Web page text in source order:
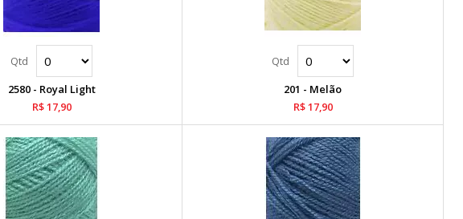
2580 - Royal Light
R$ 17,90
201 - Melão
R$ 17,90